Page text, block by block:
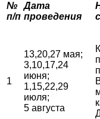
№
п/п
Дата
проведения
1
13,20,27 мая;
3,10,17,24
июня;
1,15,22,29
июля;
5 августа